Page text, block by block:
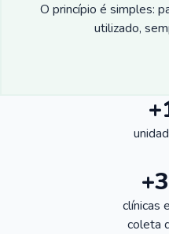
O princípio é simples:
utilizado,
clínicas
coleta